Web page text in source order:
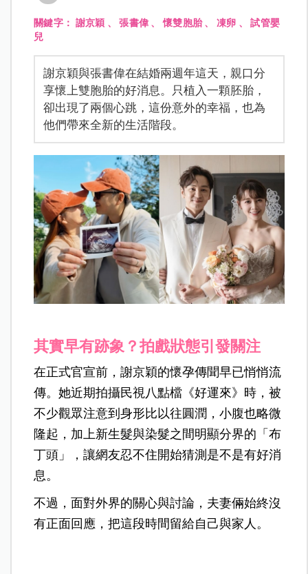
關鍵字： 謝京穎 、張書偉 、懷雙胞胎、 凍卵 、試管嬰
兒
謝京穎與張書偉在結婚兩週年這天，親口分
享懷上雙胞胎的好消息。只植入一顆胚胎，
卻出現了兩個心跳，這份意外的幸福，也為
他們帶來全新的生活階段。
其實早有跡象？拍戲狀態引發關注
在正式官宣前，謝京穎的懷孕傳聞早已悄悄流
傳。她近期拍攝民視八點檔《好運來》時，被
不少觀眾注意到身形比以往圓潤，小腹也略微
隆起，加上新生髮與染髮之間明顯分界的「布
丁頭」，讓網友忍不住開始猜測是不是有好消
息。
不過，面對外界的關心與討論，夫妻倆始終沒
有正面回應，把這段時間留給自己與家人。